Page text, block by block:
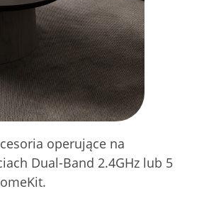
operujące na
Dual-Band 2.4GHz lub 5